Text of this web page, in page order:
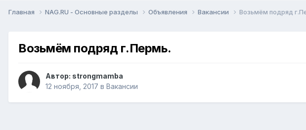
Главная NAG.RU - Основные разделы Объявления Вакансии Возьмём подряд
Возьмём подряд г.Пермь.
Автор: strongmamba
12 ноября, 2017 в Вакансии